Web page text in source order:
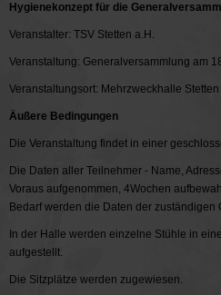
Hygienekonzept für die
Veranstalter: TSV Stetten a.H.
Veranstaltung: Generalversammlung am
Veranstaltungsort: Mehrzweckhalle Stetten
Äußere Bedingungen
Die Veranstaltung findet in einer
Die Daten aller Teilnehmer - Name,
Voraus aufgenommen, 4Wochen
Bedarf werden die Daten der
In der Halle werden einzelne Stühle in
aufgestellt.
Die Sitzplätze werden zugewiesen.